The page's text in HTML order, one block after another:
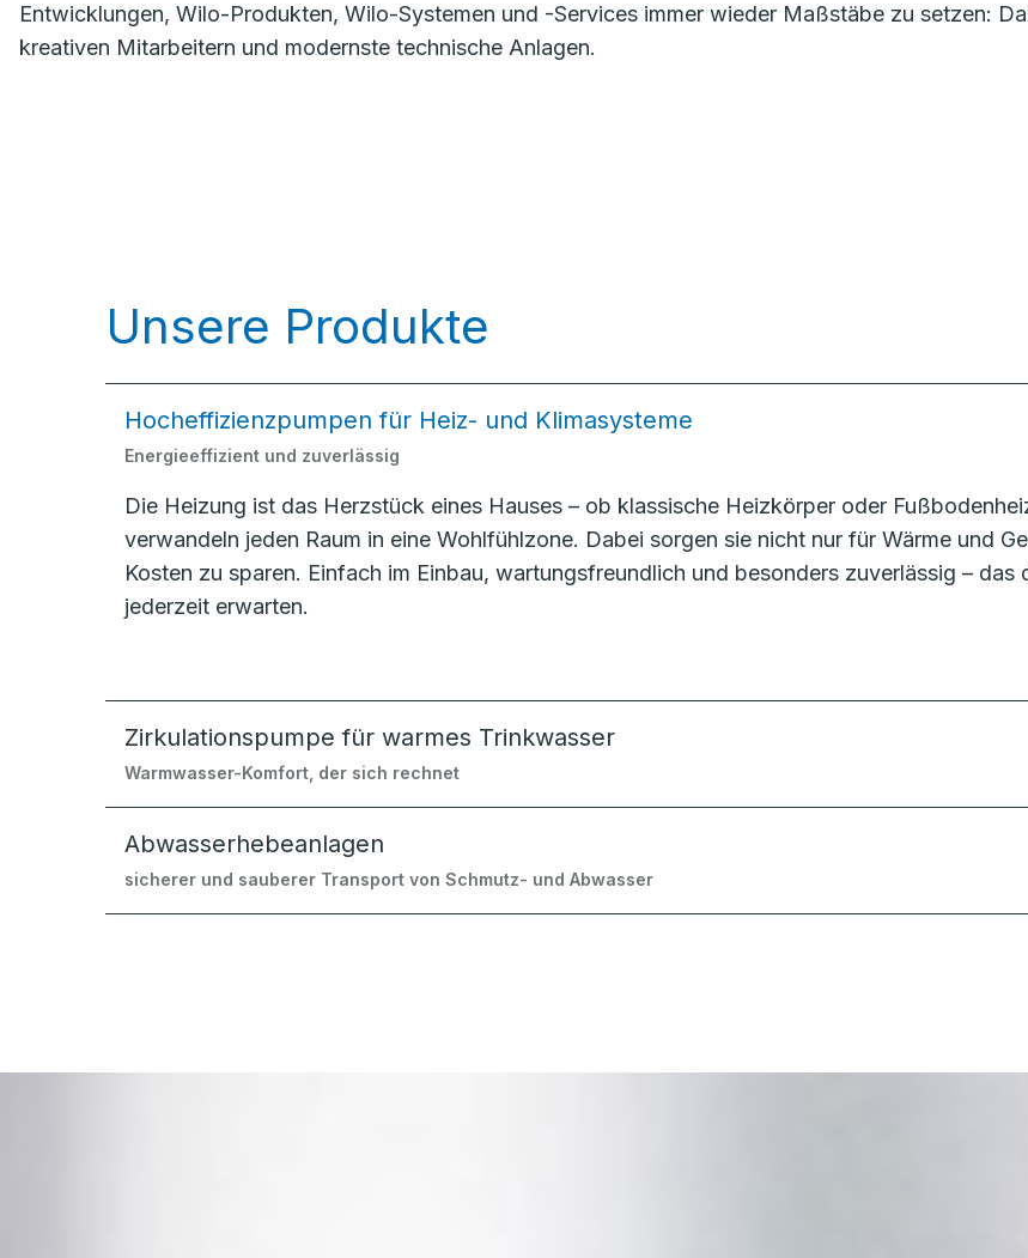
Entwicklungen, Wilo-Produkten, Wilo-Systemen und ­-Services immer wieder Maßstäbe zu setzen:
kreativen Mitarbeitern und modernste technische Anlagen.
Unsere Produkte
Hocheffizienzpumpen für Heiz- und Klimasysteme
Energieeffizient und zuverlässig
Die Heizung ist das Herzstück eines Hauses – ob klassische Heizkörper oder
verwandeln jeden Raum in eine Wohlfühlzone. Dabei sorgen sie nicht nur für Wärme und
Kosten zu sparen. Einfach im Einbau, wartungsfreundlich und besonders zuverlässig – das
jederzeit erwarten.
Zirkulationspumpe für warmes Trinkwasser
Warmwasser-Komfort, der sich rechnet
Abwasserhebeanlagen
sicherer und sauberer Transport von Schmutz- und Abwasser